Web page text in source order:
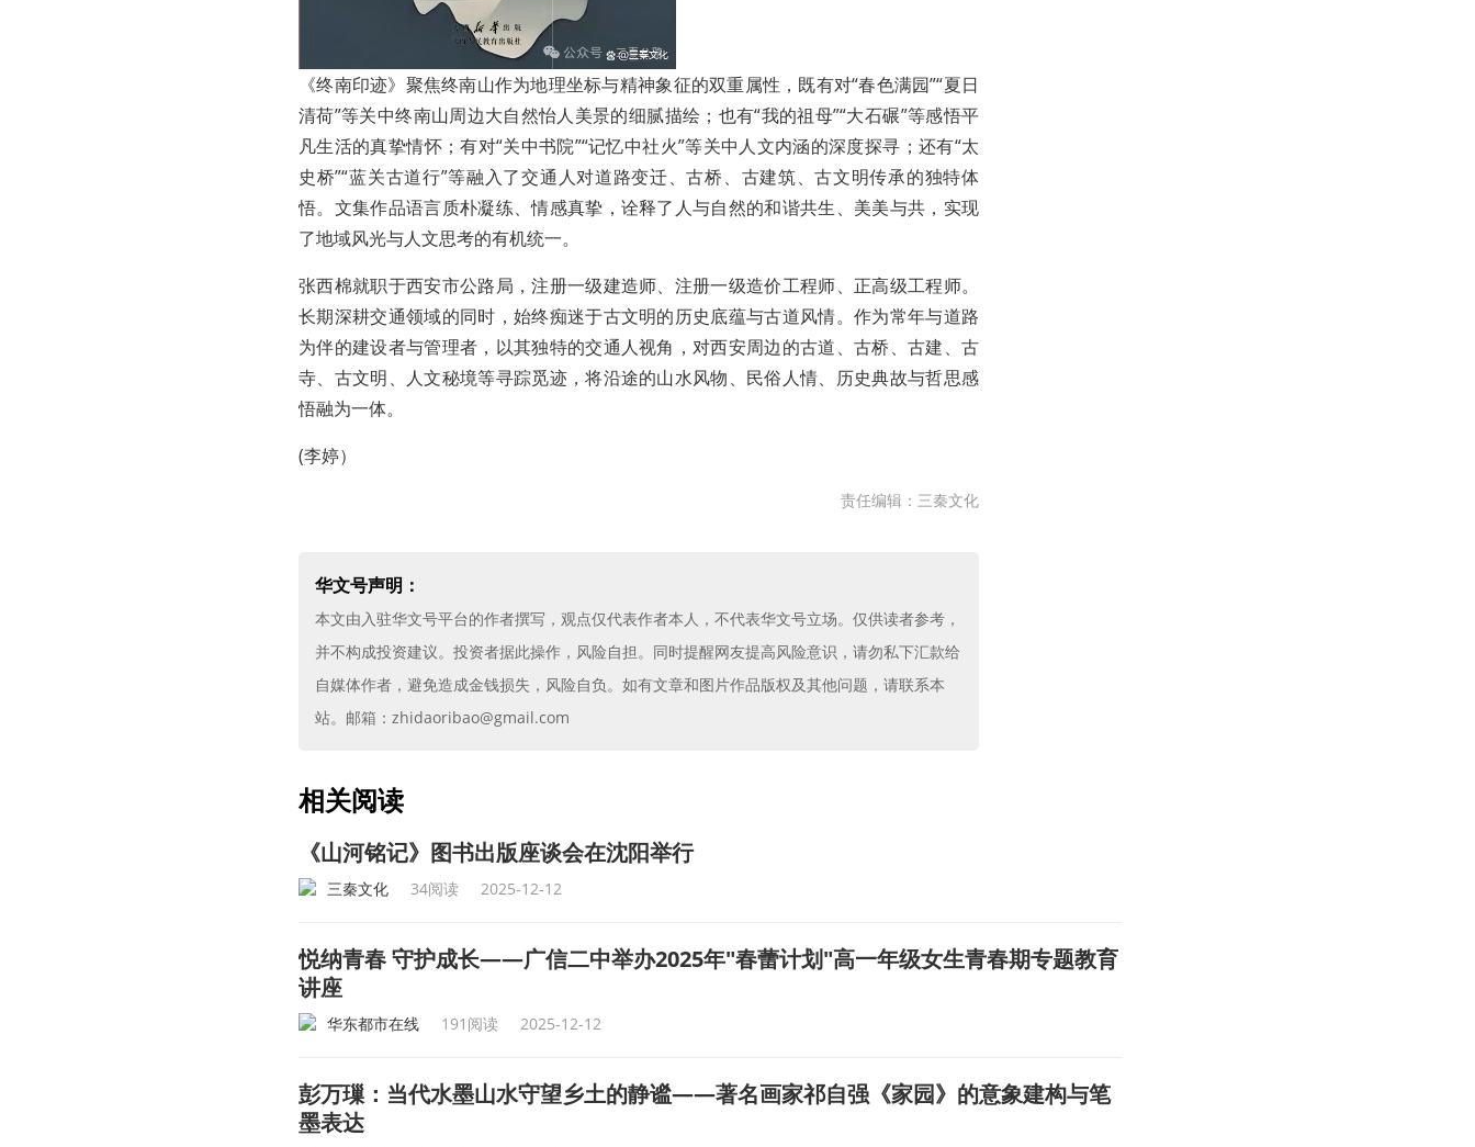
《终南印迹》聚焦终南山作为地理坐标与精神象征的双重属性，既有对“春色满园”“夏日
清荷”等关中终南山周边大自然怡人美景的细腻描绘；也有“我的祖母”“大石碾”等感悟平
凡生活的真挚情怀；有对“关中书院”“记忆中社火”等关中人文内涵的深度探寻；还有“太
史桥”“蓝关古道行”等融入了交通人对道路变迁、古桥、古建筑、古文明传承的独特体
悟。文集作品语言质朴凝练、情感真挚，诠释了人与自然的和谐共生、美美与共，实现
了地域风光与人文思考的有机统一。
张西棉就职于西安市公路局，注册一级建造师、注册一级造价工程师、正高级工程师。
长期深耕交通领域的同时，始终痴迷于古文明的历史底蕴与古道风情。作为常年与道路
为伴的建设者与管理者，以其独特的交通人视角，对西安周边的古道、古桥、古建、古
寺、古文明、人文秘境等寻踪觅迹，将沿途的山水风物、民俗人情、历史典故与哲思感
悟融为一体。
(李婷）
责任编辑：三秦文化
华文号声明：
本文由入驻华文号平台的作者撰写，观点仅代表作者本人，不代表华文号立场。仅供读者参考，
并不构成投资建议。投资者据此操作，风险自担。同时提醒网友提高风险意识，请勿私下汇款给
自媒体作者，避免造成金钱损失，风险自负。如有文章和图片作品版权及其他问题，请联系本
站。邮箱：zhidaoribao@gmail.com
相关阅读
《山河铭记》图书出版座谈会在沈阳举行
三秦文化 34阅读 2025-12-12
悦纳青春 守护成长——广信二中举办2025年"春蕾计划"高一年级女生青春期专题教育
讲座
华东都市在线 191阅读 2025-12-12
彭万璅：当代水墨山水守望乡土的静谧——著名画家祁自强《家园》的意象建构与笔
墨表达